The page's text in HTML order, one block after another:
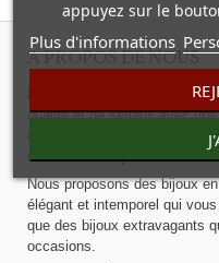
A PROPOS DE NOUS
Nous travaillons avec
qualité et de sérieux avec
ces artisans français sont
créations debijoux
Nous proposons des bijoux
élégant et intemporel qui
que des bijoux extravagants
occasions.
appuyez sur le
Plus d'informations